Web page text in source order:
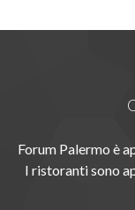
Forum Palermo è
I ristoranti sono